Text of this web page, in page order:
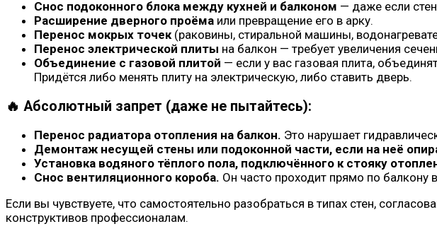
Снос подоконного блока между кухней и балконом — даже если
Расширение дверного проёма или превращение его в арку.
Перенос мокрых точек (раковины, стиральной машины,
Перенос электрической плиты на балкон — требует увеличения
Объединение с газовой плитой — если у вас газовая плита,
Придётся либо менять плиту на электрическую, либо ставить дверь.
🔥 Абсолютный запрет (даже не пытайтесь):
Перенос радиатора отопления на балкон. Это нарушает
Демонтаж несущей стены или подоконной части, если на неё
Установка водяного тёплого пола, подключённого к стояку
Снос вентиляционного короба. Он часто проходит прямо по балкону
Если вы чувствуете, что самостоятельно разобраться в типах стен,
конструктивов профессионалам.